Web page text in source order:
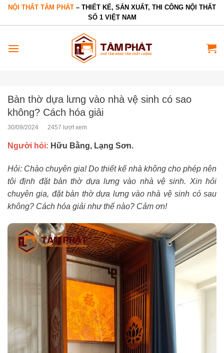
Bỏ
dung
NỘI THẤT TÂM PHÁT – THIẾT KẾ, SẢN XUẤT, THI CÔNG NỘI THẤT
SỐ 1 VIỆT NAM
Bàn thờ dựa lưng vào nhà vệ sinh có sao
không? Cách hóa giải
30/09/2024 2457 lượt xem
Người hỏi: Hữu Bằng, Lạng Sơn.
Hỏi: Chào chuyên gia! Do thiết kế nhà không cho phép nên
tôi định đặt bàn thờ dựa lưng vào nhà vệ sinh. Xin hỏi
chuyên gia, đặt bàn thờ dựa lưng vào nhà vệ sinh có sau
không? Cách hóa giải như thế nào? Cảm ơn!